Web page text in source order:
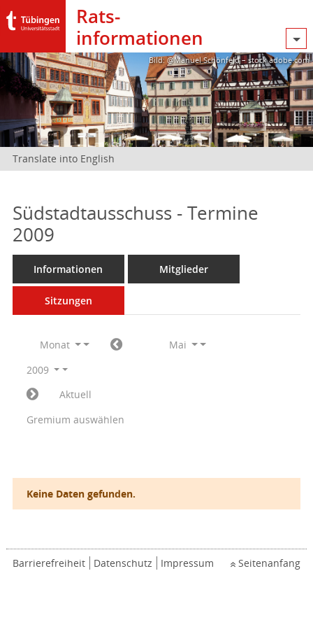
Rats­
informationen
Bild: @Manuel Schönfeld – stock.adobe.com
Translate into English
Südstadtausschuss - Termine
2009
Informationen Mitglieder
Sitzungen
Monat
Mai
2009
Aktuell
Gremium auswählen
Keine Daten gefunden.
Barrierefreiheit Datenschutz Impressum Seitenanfang